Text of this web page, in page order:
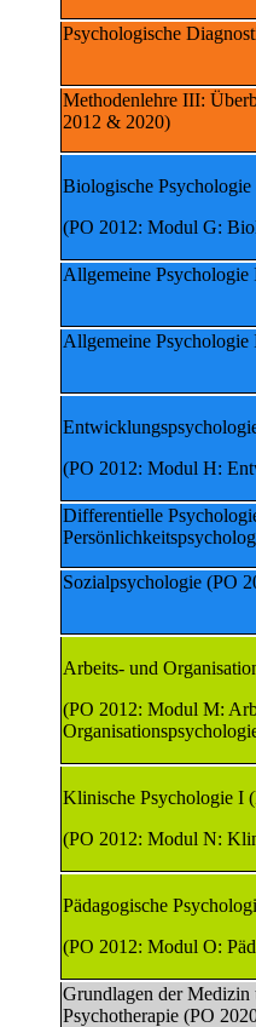
Psychologische
Methodenlehre III:
2012 & 2020)
Biologische
(PO 2012: Modul G:
Allgemeine
Allgemeine
(PO 2012: Modul H:
Differentielle
Sozialpsychologie (PO
Arbeits- und
(PO 2012: Modul M:
Klinische Psychologie I
(PO 2012: Modul N:
Pädagogische
(PO 2012: Modul O:
Grundlagen der
Psychotherapie (PO